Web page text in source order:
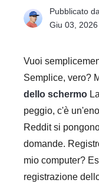
Pubblicato da
Giu 03, 2026
Vuoi
Semplice, vero?
dello schermo
peggio, c'è
Reddit si
domande.
mio computer?
registrazione